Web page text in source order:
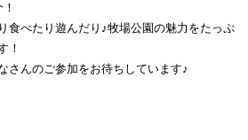
食べたり遊んだり♪牧場公園の魅力をたっぷ
！
さんのご参加をお待ちしています♪